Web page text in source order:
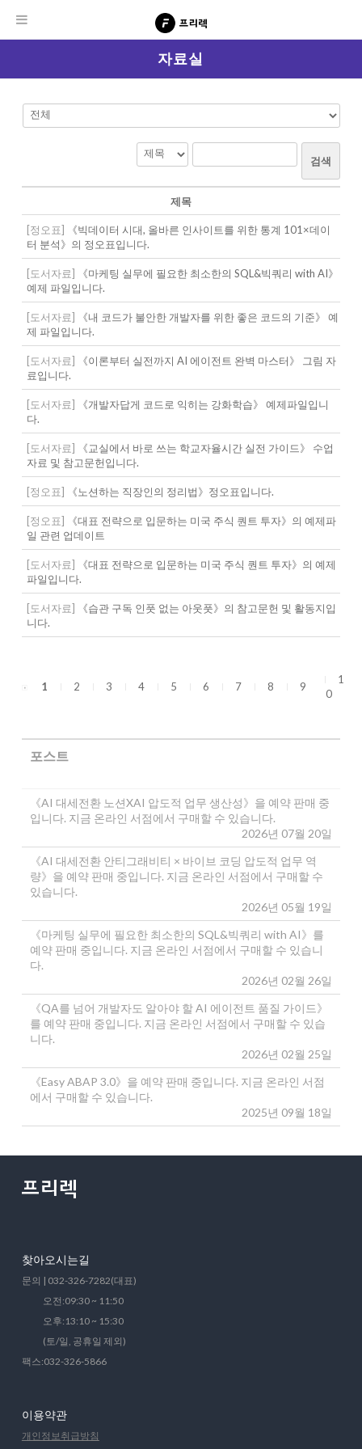
자료실
검색
제목
[정오표]
《빅데이터 시대, 올바른 인사이트를 위한 통계 101×데이
터 분석》의 정오표입니다.
[도서자료]
《마케팅 실무에 필요한 최소한의 SQL&빅쿼리 with AI》
예제 파일입니다.
[도서자료]
《내 코드가 불안한 개발자를 위한 좋은 코드의 기준》 예
제 파일입니다.
[도서자료]
《이론부터 실전까지 AI 에이전트 완벽 마스터》 그림 자
료입니다.
[도서자료]
《개발자답게 코드로 익히는 강화학습》 예제파일입니
다.
[도서자료]
《교실에서 바로 쓰는 학교자율시간 실전 가이드》 수업
자료 및 참고문헌입니다.
[정오표] 《노션하는 직장인의 정리법》정오표입니다.
[정오표]
《대표 전략으로 입문하는 미국 주식 퀀트 투자》의 예제파
일 관련 업데이트
[도서자료]
《대표 전략으로 입문하는 미국 주식 퀀트 투자》의 예제
파일입니다.
[도서자료]
《습관 구독 인풋 없는 아웃풋》의 참고문헌 및 활동지입
니다.
1 2 3 4 5 6 7 8 9
1
0
포스트
《AI 대세전환 노션XAI 압도적 업무 생산성》을 예약 판매 중
입니다. 지금 온라인 서점에서 구매할 수 있습니다.
2026년 07월 20일
《AI 대세전환 안티그래비티 × 바이브 코딩 압도적 업무 역
량》을 예약 판매 중입니다. 지금 온라인 서점에서 구매할 수
있습니다.
2026년 05월 19일
《마케팅 실무에 필요한 최소한의 SQL&빅쿼리 with AI》를
예약 판매 중입니다. 지금 온라인 서점에서 구매할 수 있습니
다.
2026년 02월 26일
《QA를 넘어 개발자도 알아야 할 AI 에이전트 품질 가이드》
를 예약 판매 중입니다. 지금 온라인 서점에서 구매할 수 있습
니다.
2026년 02월 25일
《Easy ABAP 3.0》을 예약 판매 중입니다. 지금 온라인 서점
에서 구매할 수 있습니다.
2025년 09월 18일
찾아오시는길
문의 | 032-326-7282(대표)
오전:09:30 ~ 11:50
오후:13:10 ~ 15:30
(토/일, 공휴일 제외)
팩스:032-326-5866
이용약관
개인정보취급방침